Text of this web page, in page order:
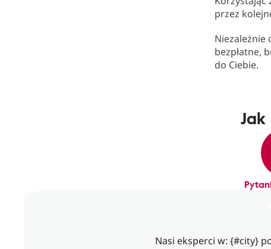
przez
Niezależnie
bezpłatne,
do Ciebie.
Nasi eksperci w: {#city}